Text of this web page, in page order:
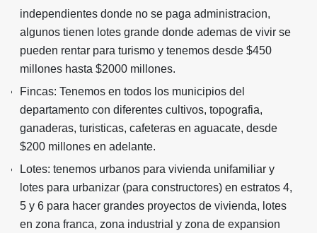
independientes donde no se paga administracion,
algunos tienen lotes grande donde ademas de vivir se
pueden rentar para turismo y tenemos desde $450
millones hasta $2000 millones.
Fincas: Tenemos en todos los municipios del
departamento con diferentes cultivos, topografia,
ganaderas, turisticas, cafeteras en aguacate, desde
$200 millones en adelante.
Lotes: tenemos urbanos para vivienda unifamiliar y
lotes para urbanizar (para constructores) en estratos 4,
5 y 6 para hacer grandes proyectos de vivienda, lotes
en zona franca, zona industrial y zona de expansion